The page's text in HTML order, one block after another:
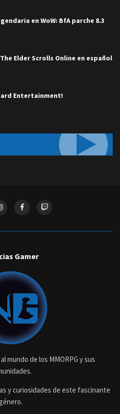
en WoW: BfA parche 8.3
The Elder Scrolls Online en español
Entertainment!
Gamer
mundo de los MMORPG y sus
y curiosidades de este fascinante